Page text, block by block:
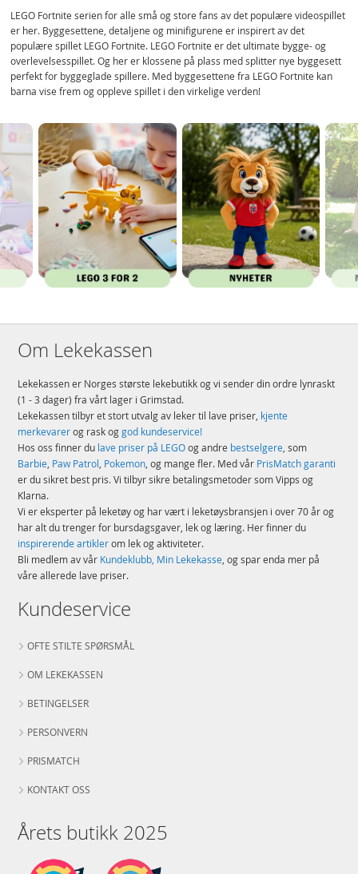
LEGO Fortnite serien for alle små og store fans av det populære videospillet
er her. Byggesettene, detaljene og minifigurene er inspirert av det
populære spillet LEGO Fortnite. LEGO Fortnite er det ultimate bygge- og
overlevelsesspillet. Og her er klossene på plass med splitter nye byggesett
perfekt for byggeglade spillere. Med byggesettene fra LEGO Fortnite kan
barna vise frem og oppleve spillet i den virkelige verden!
Om Lekekassen
Lekekassen er Norges største lekebutikk og vi sender din ordre lynraskt
(1 - 3 dager) fra vårt lager i Grimstad.
Lekekassen tilbyr et stort utvalg av leker til lave priser, kjente
merkevarerog rask oggod kundeservice!
Hos oss finner du lave priser på LEGOog andre bestselgere, som
Barbie, Paw Patrol, Pokemon, og mange fler. Med vår PrisMatch garanti
er du sikret best pris. Vi tilbyr sikre betalingsmetoder som Vipps og
Klarna.
Vi er eksperter på leketøy og har vært i leketøysbransjen i over 70 år og
har alt du trenger for bursdagsgaver, lek og læring. Her finner du
inspirerende artiklerom lek og aktiviteter.
Bli medlem av vår Kundeklubb, Min Lekekasse, og spar enda mer på
våre allerede lave priser.
Kundeservice
OFTE STILTE SPØRSMÅL
OM LEKEKASSEN
BETINGELSER
PERSONVERN
PRISMATCH
KONTAKT OSS
Årets butikk 2025